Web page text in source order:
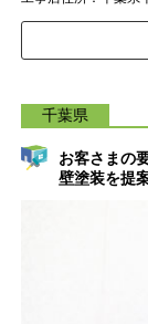
千葉県
お客さまの
壁塗装を提